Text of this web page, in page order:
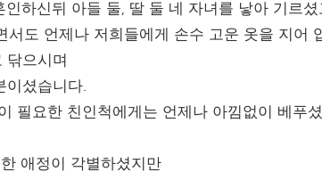
하신뒤 아들 둘, 딸 둘 네 자녀를 낳아 기르셨
도 언제나 저희들에게 손수 고운 옷을 지어
닦으시며
이셨습니다.
필요한 친인척에게는 언제나 아낌없이 베푸
애정이 각별하셨지만